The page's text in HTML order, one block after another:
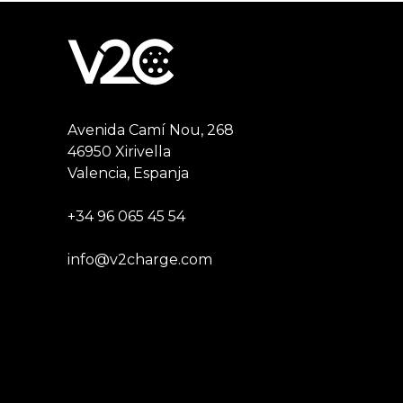
Avenida Camí Nou, 268
46950 Xirivella
Valencia, Espanja
+34 96 065 45 54
info@v2charge.com